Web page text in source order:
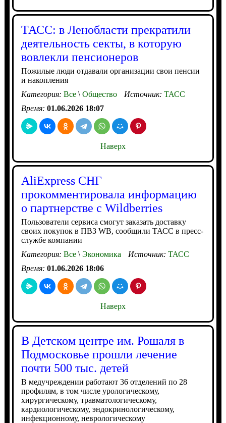
ТАСС: в Ленобласти прекратили
деятельность секты, в которую
вовлекли пенсионеров
Пожилые люди отдавали организации свои пенсии
и накопления
Категория: Все\Общество Источник: ТАСС
Время: 01.06.2026 18:07
Наверх
AliExpress СНГ
прокомментировала информацию
о партнерстве с Wildberries
Пользователи сервиса смогут заказать доставку
своих покупок в ПВЗ WB, сообщили ТАСС в пресс-
службе компании
Категория: Все\Экономика Источник: ТАСС
Время: 01.06.2026 18:06
Наверх
В Детском центре им. Рошаля в
Подмосковье прошли лечение
почти 500 тыс. детей
В медучреждении работают 36 отделений по 28
профилям, в том числе урологическому,
хирургическому, травматологическому,
кардиологическому, эндокринологическому,
инфекционному, неврологическому